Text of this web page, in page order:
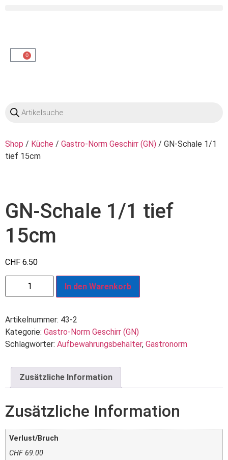
0
OO
Shop / Küche / Gastro-Norm Geschirr (GN) / GN-Schale 1/1
tief 15cm
GN-Schale 1/1 tief
15cm
CHF 6.50
In den Warenkorb
Artikelnummer: 43-2
Kategorie: Gastro-Norm Geschirr (GN)
Schlagwörter: Aufbewahrungsbehälter, Gastronorm
Zusätzliche Information
Zusätzliche Information
Verlust/Bruch
CHF 69.00